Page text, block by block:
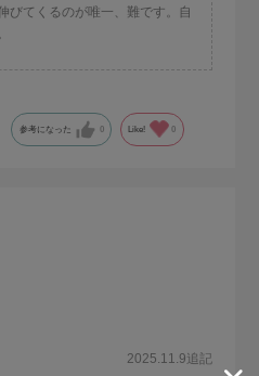
びてくるのが唯一、難です。自
参考になった 0 Like! 0
2025.11.9追記